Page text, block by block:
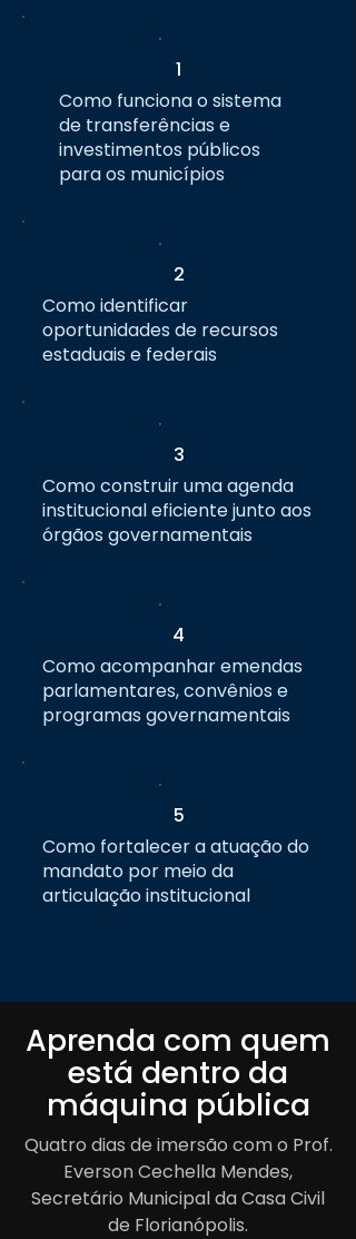
1
Como funciona o sistema
de transferências e
investimentos públicos
para os municípios
2
Como identificar
oportunidades de recursos
estaduais e federais
3
Como construir uma agenda
institucional eficiente junto aos
órgãos governamentais
4
Como acompanhar emendas
parlamentares, convênios e
programas governamentais
5
Como fortalecer a atuação do
mandato por meio da
articulação institucional
Aprenda com quem
está dentro da
máquina pública
Quatro dias de imersão com o Prof.
Everson Cechella Mendes,
Secretário Municipal da Casa Civil
de Florianópolis.